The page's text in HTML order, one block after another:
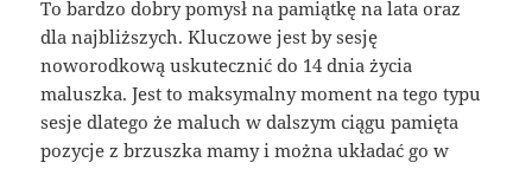
To bardzo dobry pomysł na pamiątkę na lata oraz
dla najbliższych. Kluczowe jest by sesję
noworodkową uskutecznić do 14 dnia życia
maluszka. Jest to maksymalny moment na tego typu
sesje dlatego że maluch w dalszym ciągu pamięta
pozycje z brzuszka mamy i można układać go w